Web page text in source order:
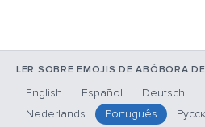
LER SOBRE EMOJIS DE ABÓBORA
English Español Deutsch
Nederlands
Português